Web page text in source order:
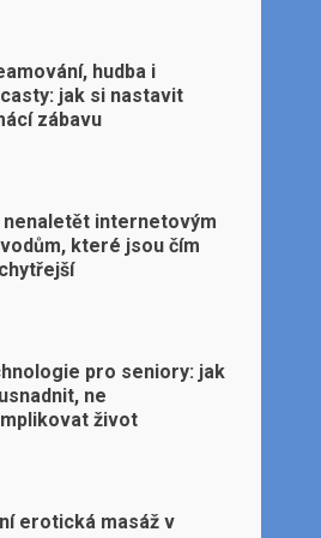
hudba i
jak si nastavit
zábavu
nenaletět internetovým
které jsou čím
pro seniory: jak
ne
život
erotická masáž v